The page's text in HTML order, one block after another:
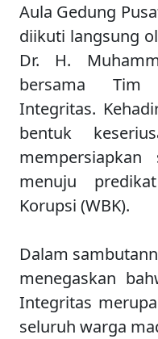
Aula Gedung
diikuti langsung
Dr. H.
bersama Tim
Integritas.
bentuk
menuju
Korupsi (WBK).
Dalam
menegaskan
Integritas
seluruh warga